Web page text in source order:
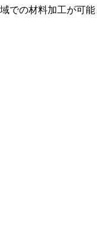
での材料加工が可